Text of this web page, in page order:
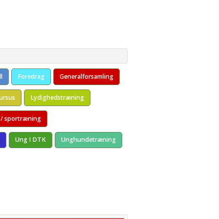
Foredrag Generalforsamling
Lydighedstræning
/ sportræning
Ung I DTK Unghundetræning